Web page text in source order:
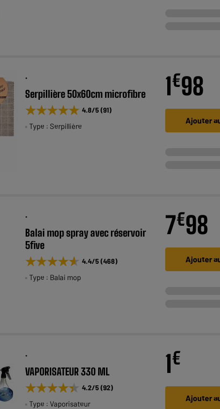
.
Serpillière 50x60cm microfibre
★★★★★
★★★★★ 4.8/5 (91)
Type : Serpillière
1€98
Ajouter
.
Balai mop spray avec réservoir
5five
★★★★★
★★★★★ 4.4/5 (468)
Type : Balai mop
7€98
Ajouter
.
VAPORISATEUR 330 ML
★★★★★
★★★★★ 4.2/5 (92)
Type : Vaporisateur
1€
Ajouter